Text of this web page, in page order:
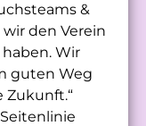
&
den Verein
Wir
guten Weg
Zukunft.“